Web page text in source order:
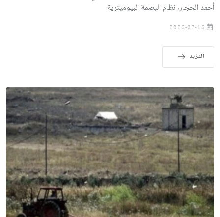
أحمد الحجار، نظام البصمة البيوميترية
2026-07-16
المزيد